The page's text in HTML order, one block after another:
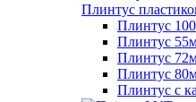
Плинтус
Плинтус
Плинтус
Плинтус
Плинтус
Плинтус с